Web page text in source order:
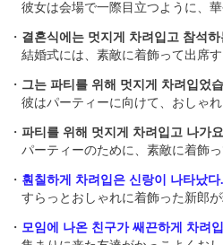
彼女は会場で一際目立つように、華
・ 결혼식에는 멋지게 차려입고 참석
結婚式には、素敵に着飾って出席す
・ 그는 파티를 위해 멋지게 차려입었
彼はパーティーに向けて、おしゃれ
・ 파티를 위해 멋지게 차려입고 나가
パーティーのために、素敵に着飾っ
・ 훤칠하게 차려입은 신랑이 나타났다.
すらっとおしゃれに着飾った新郎が
・ 모임에 나온 친구가 쌔끈하게 차려